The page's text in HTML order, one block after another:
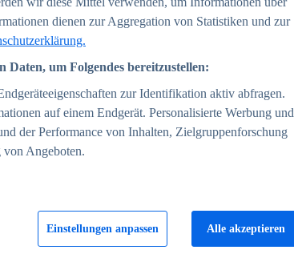
dienen zur Aggregation von Statistiken und zur
um Folgendes bereitzustellen:
zur Identifikation aktiv abfragen.
auf einem Endgerät. Personalisierte Werbung und
der Performance von Inhalten, Zielgruppenforschung
Angeboten.
Einstellungen anpassen Alle akzeptieren